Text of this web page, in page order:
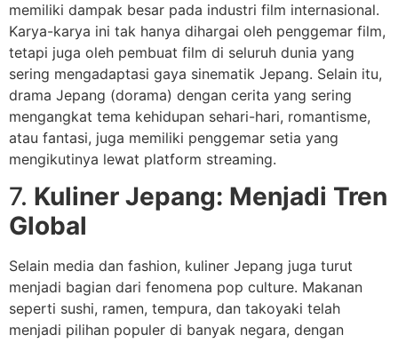
memiliki dampak besar pada industri film internasional.
Karya-karya ini tak hanya dihargai oleh penggemar film,
tetapi juga oleh pembuat film di seluruh dunia yang
sering mengadaptasi gaya sinematik Jepang. Selain itu,
drama Jepang (dorama) dengan cerita yang sering
mengangkat tema kehidupan sehari-hari, romantisme,
atau fantasi, juga memiliki penggemar setia yang
mengikutinya lewat platform streaming.
7. Kuliner Jepang: Menjadi Tren
Global
Selain media dan fashion, kuliner Jepang juga turut
menjadi bagian dari fenomena pop culture. Makanan
seperti sushi, ramen, tempura, dan takoyaki telah
menjadi pilihan populer di banyak negara, dengan